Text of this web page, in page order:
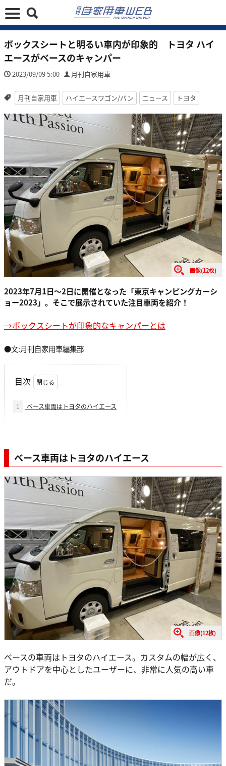
ボックスシートと明るい車内が印象的 トヨタ ハイ
エースがベースのキャンパー
2023/09/09 5:00 月刊自家用車
月刊自家用車 ハイエースワゴン/バン ニュース トヨタ
画像(12枚)
2023年7月1日〜2日に開催となった「東京キャンピングカーシ
ョー2023」。そこで展示されていた注目車両を紹介！
→ボックスシートが印象的なキャンパーとは
●文:月刊自家用車編集部
目次
1 ベース車両はトヨタのハイエース
ベース車両はトヨタのハイエース
画像(12枚)
ベースの車両はトヨタのハイエース。カスタムの幅が広く、
アウトドアを中心としたユーザーに、非常に人気の高い車
だ。